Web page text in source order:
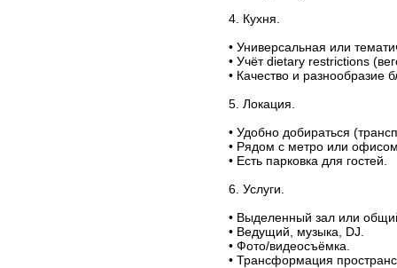
4. Кухня.
• Универсальная или
• Учёт dietary restrictions
• Качество и разнообразие
5. Локация.
• Удобно добираться
• Рядом с метро или
• Есть парковка для гостей.
6. Услуги.
• Выделенный зал или
• Ведущий, музыка, DJ.
• Фото/видеосъёмка.
• Трансформация